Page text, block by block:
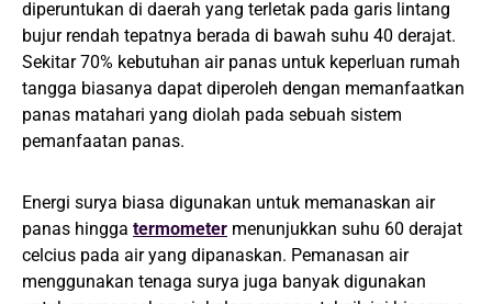
diperuntukan di daerah yang terletak pada garis lintang
bujur rendah tepatnya berada di bawah suhu 40 derajat.
Sekitar 70% kebutuhan air panas untuk keperluan rumah
tangga biasanya dapat diperoleh dengan memanfaatkan
panas matahari yang diolah pada sebuah sistem
pemanfaatan panas.
Energi surya biasa digunakan untuk memanaskan air
panas hingga termometer menunjukkan suhu 60 derajat
celcius pada air yang dipanaskan. Pemanasan air
menggunakan tenaga surya juga banyak digunakan